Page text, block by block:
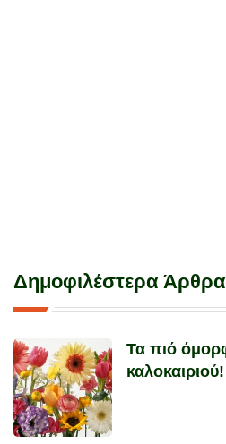
Δημοφιλέστερα Άρθρα
Τα πιό
καλοκαιριού!